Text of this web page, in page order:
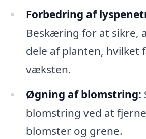
Forbedring af
Beskæring for at sikre,
dele af planten, hvilket
væksten.
Øgning af blomstring:
blomstring ved at
blomster og grene.